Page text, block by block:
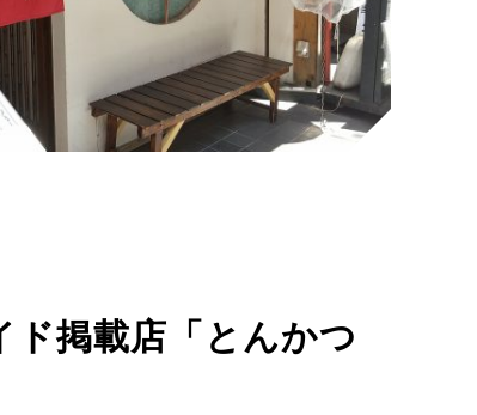
ド掲載店「とんかつ